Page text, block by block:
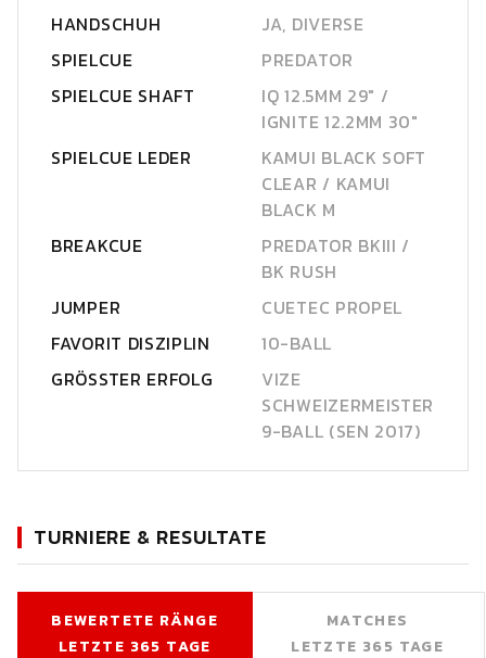
HANDSCHUH
JA, DIVERSE
SPIELCUE
PREDATOR
SPIELCUE SHAFT
IQ 12.5MM 29" /
IGNITE 12.2MM 30"
SPIELCUE LEDER
KAMUI BLACK SOFT
CLEAR / KAMUI
BLACK M
BREAKCUE
PREDATOR BKIII /
BK RUSH
JUMPER
CUETEC PROPEL
FAVORIT DISZIPLIN
10-BALL
GRÖSSTER ERFOLG
VIZE
SCHWEIZERMEISTER
9-BALL (SEN 2017)
TURNIERE & RESULTATE
BEWERTETE RÄNGE
LETZTE 365 TAGE
MATCHES
LETZTE 365 TAGE